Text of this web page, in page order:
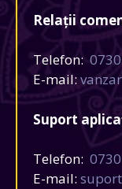
Relații
Telefon:
E-mail:
Suport
Telefon:
E-mail: